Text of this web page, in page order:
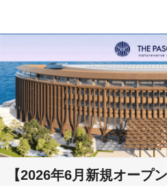
【2026年6月新規オープ